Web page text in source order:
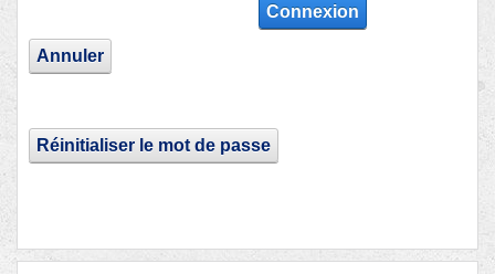
Connexion
Annuler
Réinitialiser le mot de passe